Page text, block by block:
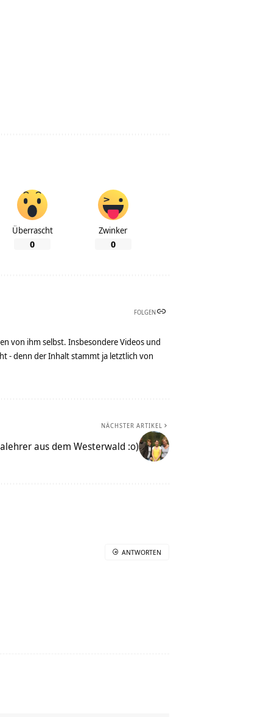
Überrascht
0
Zwinker
0
FOLGEN
von ihm selbst. Insbesondere Videos und
- denn der Inhalt stammt ja letztlich von
NÄCHSTER ARTIKEL
aus dem Westerwald :o)
ANTWORTEN